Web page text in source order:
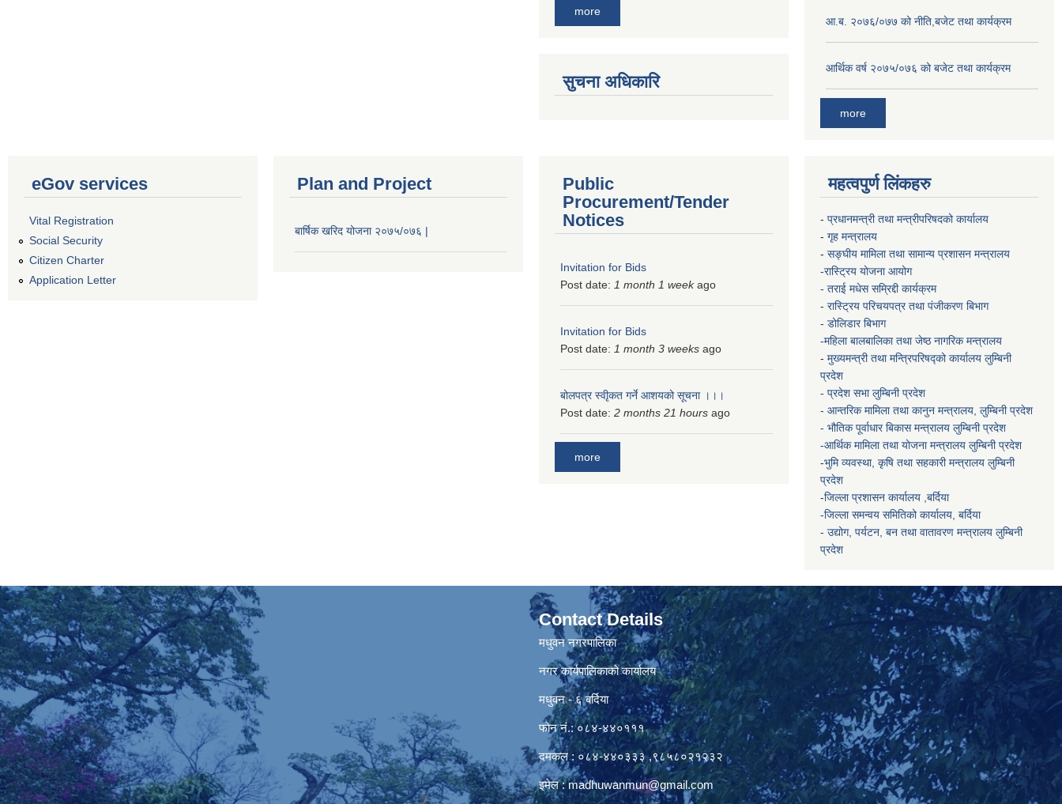
more
सुचना अधिकारि
आ.ब. २०७६/०७७ को नीति,बजेट तथा कार्यक्रम
आर्थिक वर्ष २०७५/०७६ को बजेट तथा कार्यक्रम
more
eGov services
Vital Registration
Social Security
Citizen Charter
Application Letter
Plan and Project
बार्षिक खरिद योजना २०७५/०७६ |
Public
Procurement/Tender
Notices
Invitation for Bids
Post date: 1 month 1 weekago
Invitation for Bids
Post date: 1 month 3 weeks ago
बोलपत्र स्वीृकत गर्ने आशयको सूचना ।।।
Post date: 2 months 21 hours ago
more
महत्वपुर्ण लिंकहरु
- प्रधानमन्त्री तथा मन्त्रीपरिषदको कार्यालय
- गृह मन्त्रालय
- सङ्घीय मामिला तथा सामान्य प्रशासन मन्त्रालय
-रास्ट्रिय योजना आयोग
- तराई मधेस सम्रिद्दी कार्यक्रम
- रास्ट्रिय परिचयपत्र तथा पंजीकरण बिभाग
- डोलिडार बिभाग
-महिला बालबालिका तथा जेष्ठ नागरिक मन्त्रालय
- मुख्यमन्त्री तथा मन्त्रिपरिषद्को कार्यालय लुम्बिनी
प्रदेश
- प्रदेश सभा लुम्बिनी प्रदेश
- आन्तरिक मामिला तथा कानुन मन्त्रालय, लुम्बिनी प्रदेश
- भौतिक पूर्वाधार बिकास मन्त्रालय लुम्बिनी प्रदेश
-आर्थिक मामिला तथा योजना मन्त्रालय लुम्बिनी प्रदेश
-भुमि व्यवस्था, कृषि तथा सहकारी मन्त्रालय लुम्बिनी
प्रदेश
-जिल्ला प्रशासन कार्यालय ,बर्दिया
-जिल्ला समन्वय समितिको कार्यालय, बर्दिया
- उद्योग, पर्यटन, बन तथा वातावरण मन्त्रालय लुम्बिनी
प्रदेश
Contact Details
मधुवन नगरपालिका
नगर कार्यपालिकाको कार्यालय
मधुवन - ६ बर्दिया
फोन नं.: ०८४-४४०१११
दमकल : ०८४-४४०३३३ ,९८५८०२१२३२
इमेल :madhuwanmun@gmail.com